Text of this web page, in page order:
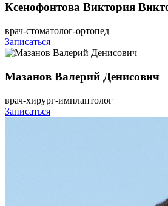
Ксенофонтова Виктория
врач-стоматолог-ортопед
Записаться
Мазанов Валерий Денисович
врач-хирург-имплантолог
Записаться